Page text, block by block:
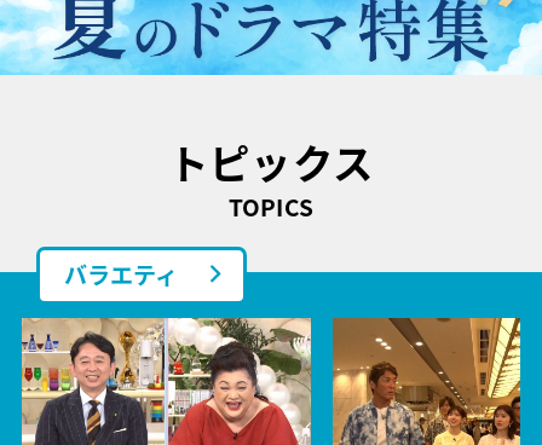
トピックス
TOPICS
バラエティ